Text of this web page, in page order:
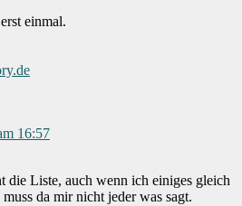
einmal.
16:57
die Liste, auch wenn ich einiges gleich
da mir nicht jeder was sagt.